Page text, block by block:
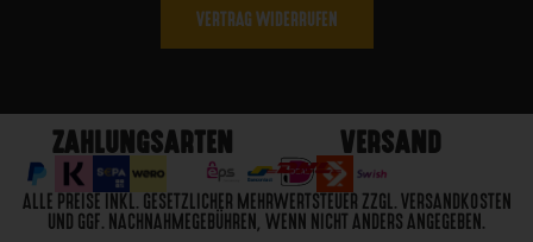
VERTRAG WIDERRUFEN
ZAHLUNGSARTEN VERSAND
ALLE PREISE INKL. GESETZLICHER MEHRWERTSTEUER ZZGL. VERSANDKOSTEN
UND GGF. NACHNAHMEGEBÜHREN, WENN NICHT ANDERS ANGEGEBEN.